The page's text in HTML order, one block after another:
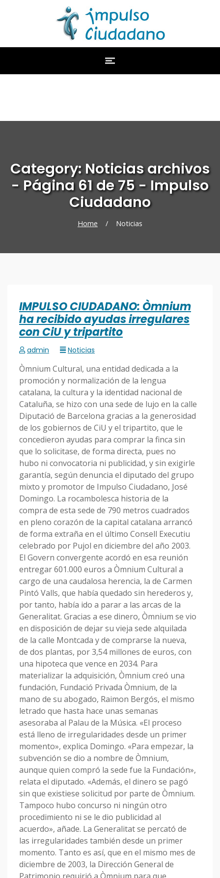
Category: Noticias archivos
- Página 61 de 75 - Impulso
Ciudadano
Home / Noticias
IMPULSO CIUDADANO: Òmnium
ha recibido ayudas irregulares
con CiU y tripartito
admin Noticias
Òmnium Cultural, una entidad dedicada a la
promoción y normalización de la lengua
catalana, la cultura y la identidad nacional de
Cataluña, se hizo con una sede de lujo en la calle
Diputació de Barcelona gracias a la generosidad
de los gobiernos de CiU y el tripartito, que le
concedieron ayudas para comprar la finca sin
que lo solicitase, de forma directa, pues no
hubo ni convocatoria ni publicidad, y sin exigirle
garantía, según denuncia el diputado del grupo
mixto y promotor de Impulso Ciudadano, José
Domingo. La rocambolesca historia de la
compra de esta sede de 790 metros cuadrados
en pleno corazón de la capital catalana arrancó
de forma extraña en el último Consell Executiu
celebrado por Pujol en diciembre del año 2003.
El Govern convergente acordó en esa reunión
entregar 601.000 euros a Òmnium Cultural a
cargo de una caudalosa herencia, la de Carmen
Pintó Valls, que había quedado sin herederos y,
por tanto, había ido a parar a las arcas de la
Generalitat. Gracias a ese dinero, Òmnium se vio
en disposición de dejar su vieja sede alquilada
de la calle Montcada y de comprarse la nueva,
de dos plantas, por 3,54 millones de euros, con
una hipoteca que vence en 2034. Para
materializar la adquisición, Òmnium creó una
fundación, Fundació Privada Òmnium, de la
mano de su abogado, Raimon Bergós, el mismo
letrado que hasta hace unas semanas
asesoraba al Palau de la Música. «El proceso
está lleno de irregularidades desde un primer
momento», explica Domingo. «Para empezar, la
subvención se dio a nombre de Òmnium,
aunque quien compró la sede fue la Fundación»,
relata el diputado. «Además, el dinero se pagó
sin que existiese solicitud por parte de Òmnium.
Tampoco hubo concurso ni ningún otro
procedimiento ni se le dio publicidad al
acuerdo», añade. La Generalitat se percató de
las irregularidades también desde un primer
momento. Tanto es así, que en el mismo mes de
diciembre de 2003, la Dirección General de